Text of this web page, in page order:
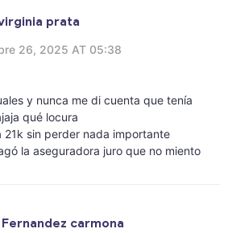
prata
26, 2025 AT 05:38
y nunca me di cuenta que tenía
qué locura
21k sin perder nada importante
la aseguradora juro que no miento
carmona